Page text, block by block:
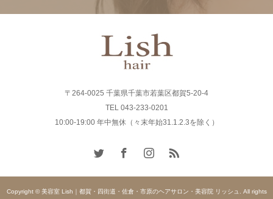
〒264-0025 千葉県千葉市若葉区都賀5-20-4
TEL 043-233-0201
10:00-19:00 年中無休（々末年始31.1.2.3を除く）
Copyright © 美容室 Lish｜都賀・四街道・佐倉・市原のヘアサロン・美容院 リッシュ. All rights